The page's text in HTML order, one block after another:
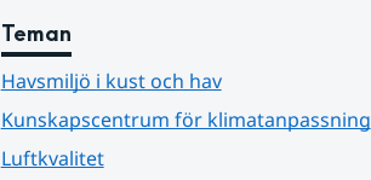
Teman
Havsmiljö i kust och hav
Kunskapscentrum för klimatanpassning
Luftkvalitet